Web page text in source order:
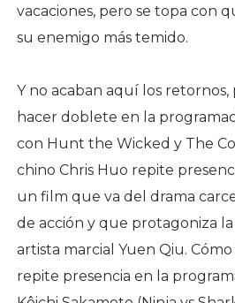
vacaciones, pero se topa con
su enemigo más temido.
Y no acaban aquí los
hacer doblete en la
con Hunt the Wicked y The
chino Chris Huo repite
un film que va del drama
de acción y que protagoniza
artista marcial Yuen Qiu.
repite presencia en la